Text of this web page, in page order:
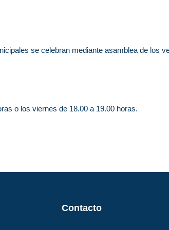
se celebran mediante asamblea de los
o los viernes de 18.00 a 19.00 horas.
Contacto